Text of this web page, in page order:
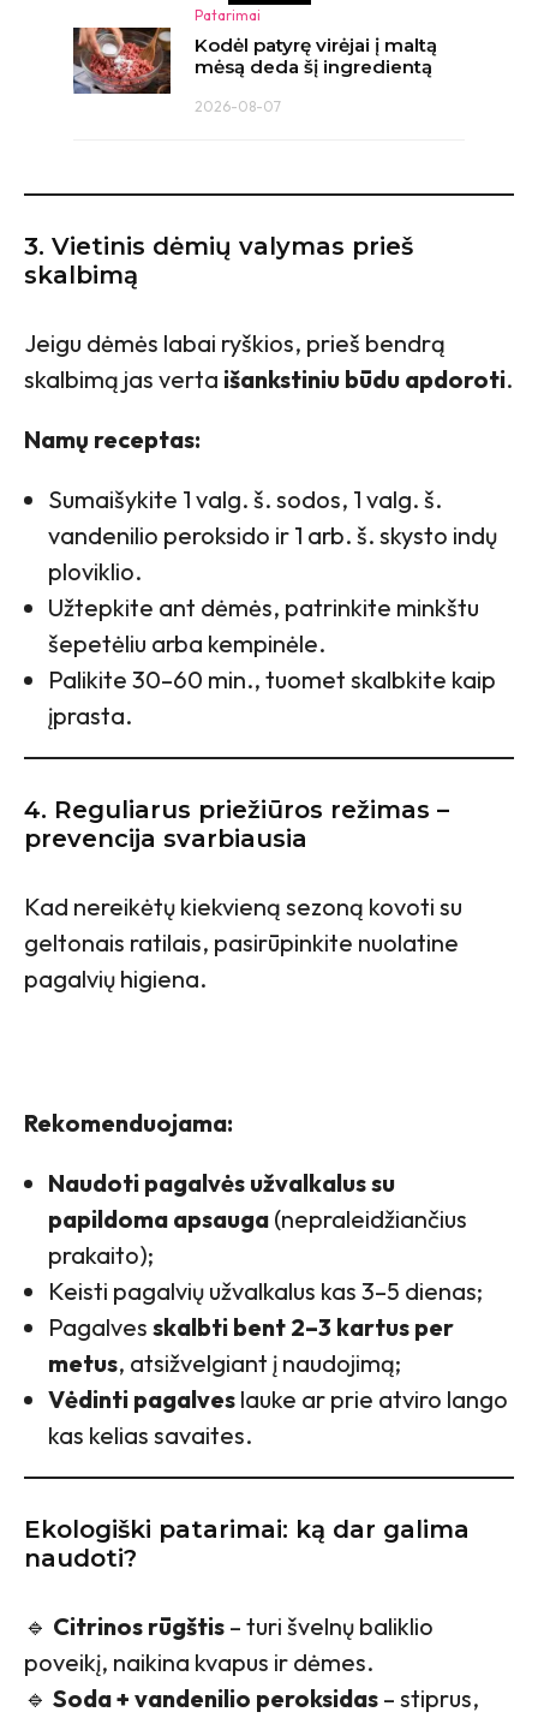
Patarimai
Kodėl patyrę virėjai į maltą
mėsą deda šį ingredientą
2026-08-07
3. Vietinis dėmių valymas prieš
skalbimą
Jeigu dėmės labai ryškios, prieš bendrą
skalbimą jas verta išankstiniu būdu apdoroti.
Namų receptas:
Sumaišykite 1 valg. š. sodos, 1 valg. š.
vandenilio peroksido ir 1 arb. š. skysto indų
ploviklio.
Užtepkite ant dėmės, patrinkite minkštu
šepetėliu arba kempinėle.
Palikite 30–60 min., tuomet skalbkite kaip
įprasta.
4. Reguliarus priežiūros režimas –
prevencija svarbiausia
Kad nereikėtų kiekvieną sezoną kovoti su
geltonais ratilais, pasirūpinkite nuolatine
pagalvių higiena.
Rekomenduojama:
Naudoti pagalvės užvalkalus su
papildoma apsauga (nepraleidžiančius
prakaito);
Keisti pagalvių užvalkalus kas 3–5 dienas;
Pagalves skalbti bent 2–3 kartus per
metus, atsižvelgiant į naudojimą;
Vėdinti pagalves lauke ar prie atviro lango
kas kelias savaites.
Ekologiški patarimai: ką dar galima
naudoti?
🔹 Citrinos rūgštis – turi švelnų baliklio
poveikį, naikina kvapus ir dėmes.
🔹 Soda + vandenilio peroksidas – stiprus,